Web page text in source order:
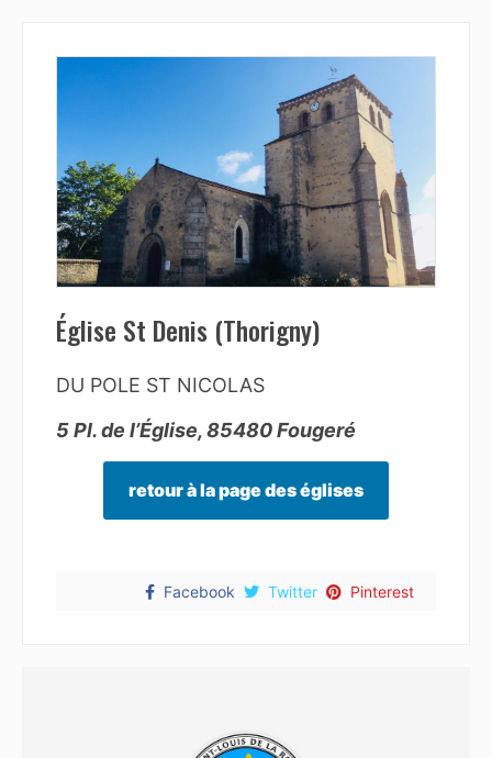
Église St Denis (Thorigny)
DU POLE ST NICOLAS
5 Pl. de l’Église, 85480 Fougeré
retour à la page des églises
Facebook Twitter Pinterest